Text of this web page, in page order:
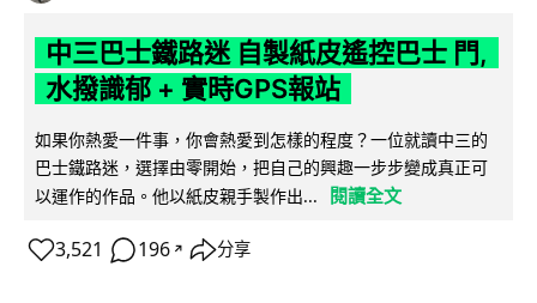
中三巴士鐵路迷 自製紙皮遙控巴士 門,
水撥識郁 + 實時GPS報站
如果你熱愛一件事，你會熱愛到怎樣的程度？一位就讀中三的
巴士鐵路迷，選擇由零開始，把自己的興趣一步步變成真正可
以運作的作品。他以紙皮親手製作出...
閱讀全文
3,521 196 ↗ 分享